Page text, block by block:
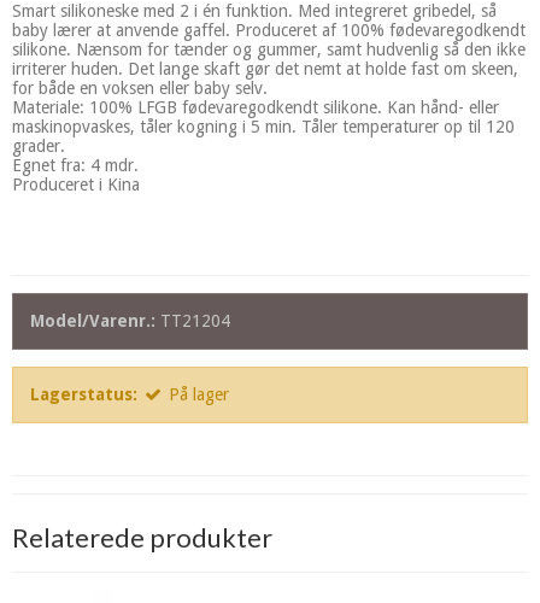
Smart silikoneske med 2 i én funktion. Med integreret gribedel, så
baby lærer at anvende gaffel. Produceret af 100% fødevaregodkendt
silikone. Nænsom for tænder og gummer, samt hudvenlig så den ikke
irriterer huden. Det lange skaft gør det nemt at holde fast om skeen,
for både en voksen eller baby selv.
Materiale: 100% LFGB fødevaregodkendt silikone. Kan hånd- eller
maskinopvaskes, tåler kogning i 5 min. Tåler temperaturer op til 120
grader.
Egnet fra: 4 mdr.
Produceret i Kina
Model/Varenr.: TT21204
Lagerstatus: På lager
Relaterede produkter